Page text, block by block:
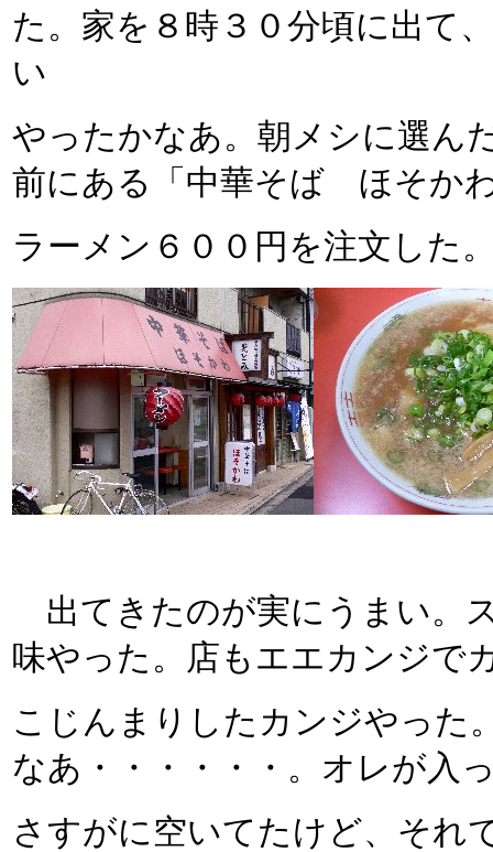
た。家を８時３０分頃に出て
い
やったかなあ。朝メシに選
前にある「中華そば ほそか
ラーメン６００円を注文した
出てきたのが実にうまい。
味やった。店もエエカンジで
こじんまりしたカンジやった
なあ・・・・・・。オレが入
さすがに空いてたけど、それ